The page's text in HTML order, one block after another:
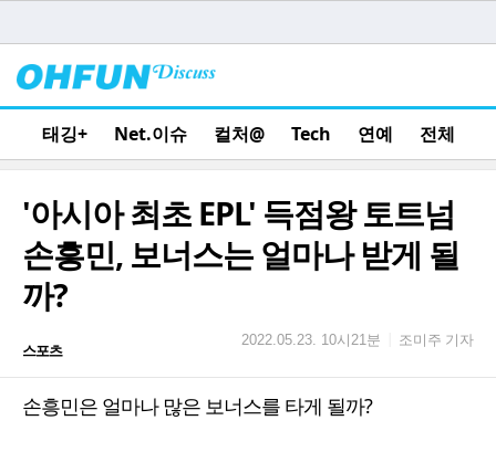
태깅+ Net.이슈 컬처@ Tech 연예 전체
'아시아 최초 EPL' 득점왕 토트넘
손흥민, 보너스는 얼마나 받게 될
까?
스포츠
2022.05.23. 10시21분 조미주 기자
손흥민은 얼마나 많은 보너스를 타게 될까?